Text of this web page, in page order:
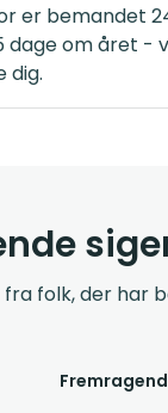
er bemandet
dage om året -
dig.
folk, der har